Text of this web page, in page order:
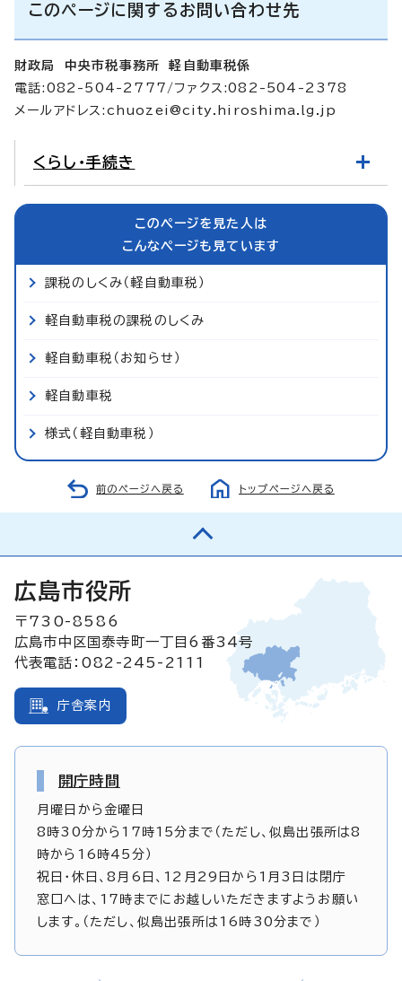
このページに関するお問い合わせ先
財政局 中央市税事務所 軽自動車税係
電話:082-504-2777/ファクス:082-504-2378
メールアドレス: chuozei@city.hiroshima.lg.jp
くらし・手続き
このページを見た人は
こんなページも見ています
課税のしくみ（軽自動車税）
軽自動車税の課税のしくみ
軽自動車税（お知らせ）
軽自動車税
様式（軽自動車税）
前のページへ戻る トップページへ戻る
広島市役所
〒730-8586
広島市中区国泰寺町一丁目6番34号
代表電話：082-245-2111
庁舎案内
開庁時間
月曜日から金曜日
8時30分から17時15分まで（ただし、似島出張所は8
時から16時45分）
祝日・休日、8月6日、12月29日から1月3日は閉庁
窓口へは、17時までにお越しいただきますようお願い
します。（ただし、似島出張所は16時30分まで）